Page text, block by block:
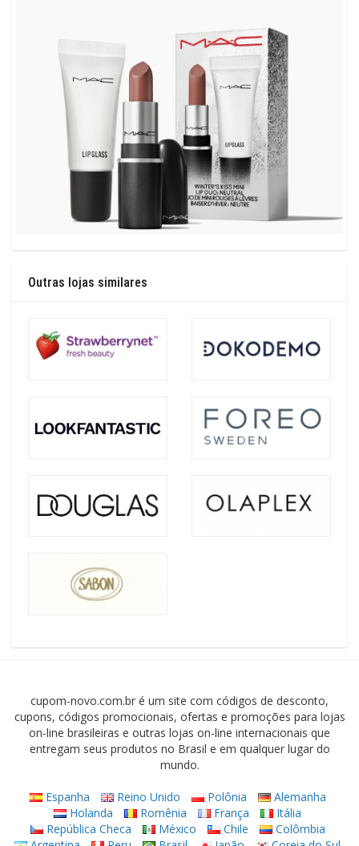
Outras lojas similares
cupom-novo.com.br é um site com códigos de desconto,
cupons, códigos promocionais, ofertas e promoções para lojas
on-line brasileiras e outras lojas on-line internacionais que
entregam seus produtos no Brasil e em qualquer lugar do
mundo.
Espanha Reino Unido Polônia
Alemanha
Holanda
Romênia França
Itália
República Checa
México Chile
Colômbia